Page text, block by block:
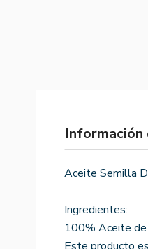
Aceite Semilla
Ingredientes:
100% Aceite de